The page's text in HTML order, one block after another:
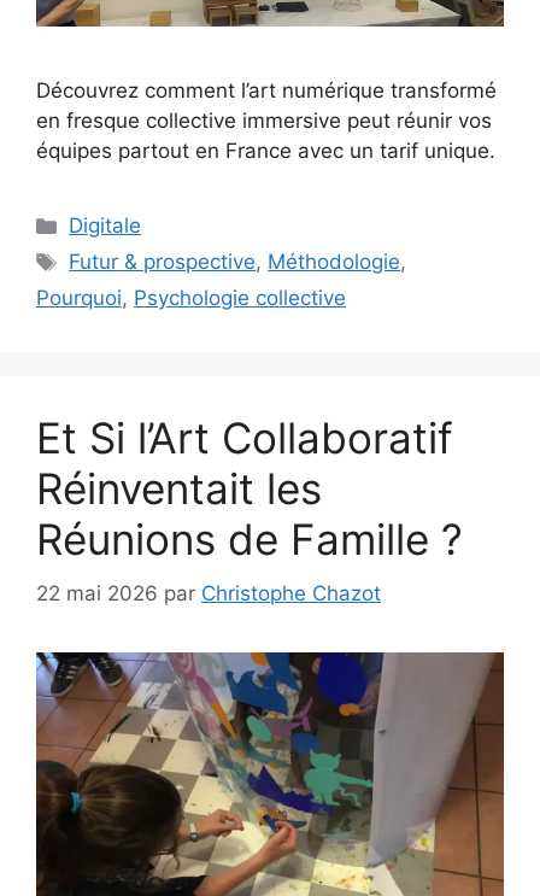
Découvrez comment l’art numérique transformé
en fresque collective immersive peut réunir vos
équipes partout en France avec un tarif unique.
Catégories
Digitale
Étiquettes
Futur & prospective, Méthodologie,
Pourquoi, Psychologie collective
Et Si l’Art Collaboratif
Réinventait les
Réunions de Famille ?
22 mai 2026 par Christophe Chazot